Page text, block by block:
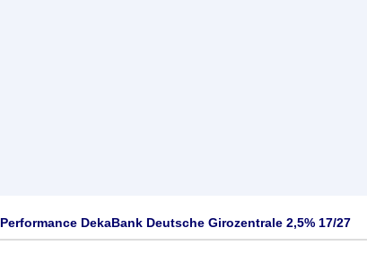
Performance DekaBank Deutsche Girozentrale 2,5% 17/27